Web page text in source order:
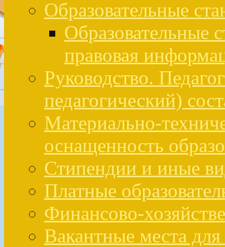
Образовательные
Образовательные
правовая
Руководство.
педагогический)
Материально-
оснащенность
Стипендии и иные
Платные
Финансово-
Вакантные места